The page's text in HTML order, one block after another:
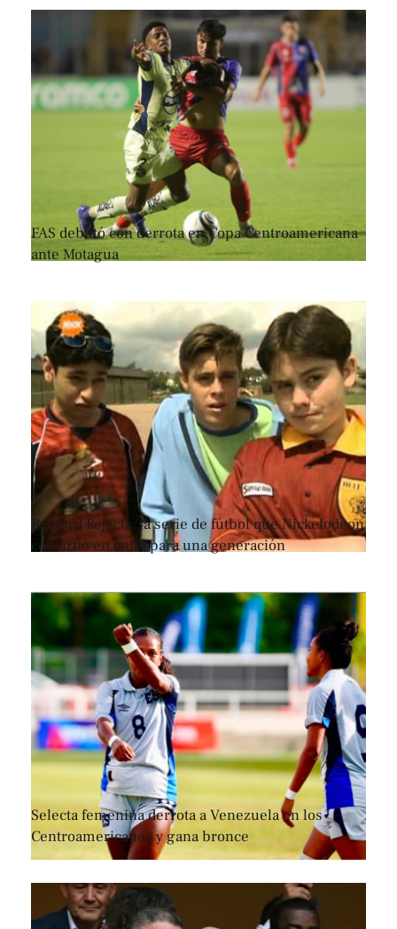
FAS debutó con derrota en Copa Centroamericana
ante Motagua
Renford Rejects, la serie de fútbol que Nickelodeon
convirtió en culto para una generación
Selecta femenina derrota a Venezuela en los
Centroamericanos y gana bronce